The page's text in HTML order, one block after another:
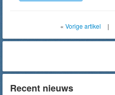
« Vorige artikel |
Recent nieuws